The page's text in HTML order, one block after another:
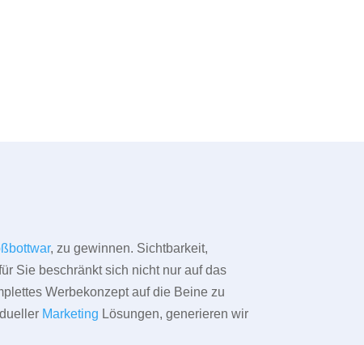
, zu gewinnen. Sichtbarkeit,
Sie beschränkt sich nicht nur auf das
Werbekonzept auf die Beine zu
Marketing Lösungen, generieren wir